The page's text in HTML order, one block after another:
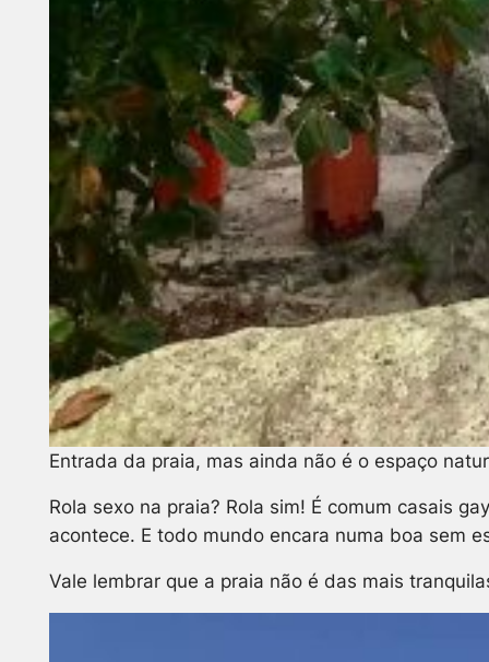
Entrada da praia, mas ainda não é o espaço
Rola sexo na praia? Rola sim! É comum casais
acontece. E todo mundo encara numa boa sem
Vale lembrar que a praia não é das mais